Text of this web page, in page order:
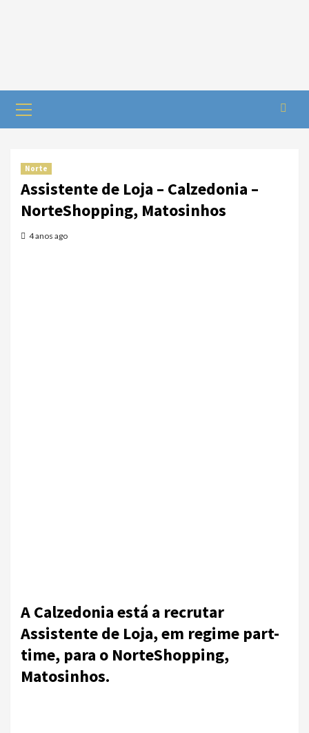
Norte
Assistente de Loja – Calzedonia –
NorteShopping, Matosinhos
4 anos ago
A Calzedonia está a recrutar
Assistente de Loja, em regime part-
time, para o NorteShopping,
Matosinhos.